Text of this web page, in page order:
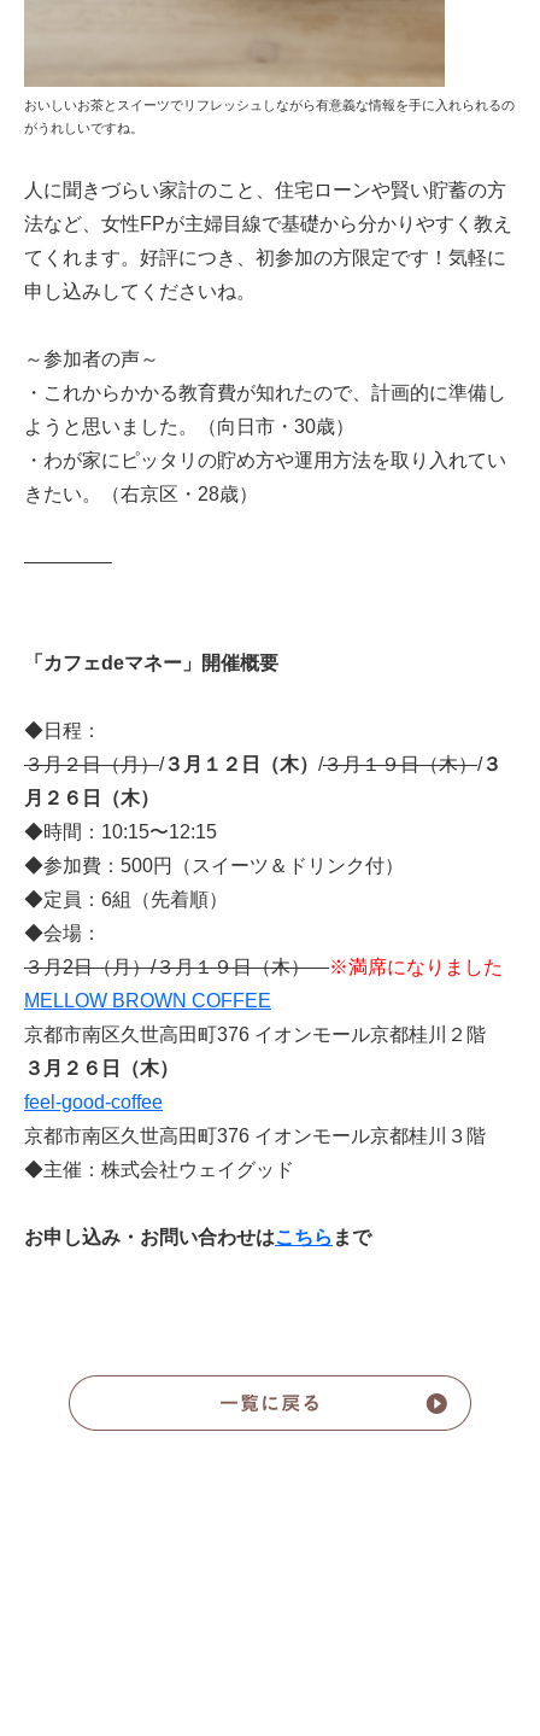
おいしいお茶とスイーツでリフレッシュしながら有意義な情報を手に入れられるの
がうれしいですね。
人に聞きづらい家計のこと、住宅ローンや賢い貯蓄の方
法など、女性FPが主婦目線で基礎から分かりやすく教え
てくれます。好評につき、初参加の方限定です！気軽に
申し込みしてくださいね。
～参加者の声～
・これからかかる教育費が知れたので、計画的に準備し
ようと思いました。（向日市・30歳）
・わが家にピッタリの貯め方や運用方法を取り入れてい
きたい。（右京区・28歳）
————–
「カフェdeマネー」開催概要
◆日程：
３月２日（月）/３月１２日（木） /３月１９日（木）/３
月２６日（木）
◆時間：10:15〜12:15
◆参加費：500円（スイーツ＆ドリンク付）
◆定員：6組（先着順）
◆会場：
３月2日（月）/３月１９日（木）※満席になりました
MELLOW BROWN COFFEE
京都市南区久世高田町376 イオンモール京都桂川２階
３月２６日（木）
feel-good-coffee
京都市南区久世高田町376 イオンモール京都桂川３階
◆主催：株式会社ウェイグッド
お申し込み・お問い合わせはこちら まで